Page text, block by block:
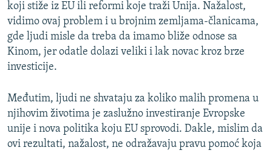
koji stiže iz EU ili reformi koje traži Unija. Nažalost,
vidimo ovaj problem i u brojnim zemljama-članicama,
gde ljudi misle da treba da imamo bliže odnose sa
Kinom, jer odatle dolazi veliki i lak novac kroz brze
investicije.
Međutim, ljudi ne shvataju za koliko malih promena u
njihovim životima je zaslužno investiranje Evropske
unije i nova politika koju EU sprovodi. Dakle, mislim da
ovi rezultati, nažalost, ne odražavaju pravu pomoć koja